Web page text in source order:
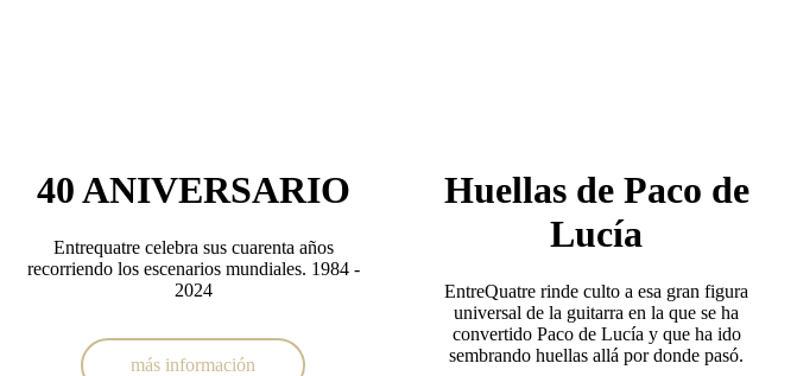
40 ANIVERSARIO
Entrequatre celebra sus cuarenta años
recorriendo los escenarios mundiales. 1984 -
2024
más información
Huellas de Paco de
Lucía
EntreQuatre rinde culto a esa gran figura
universal de la guitarra en la que se ha
convertido Paco de Lucía y que ha ido
sembrando huellas allá por donde pasó.